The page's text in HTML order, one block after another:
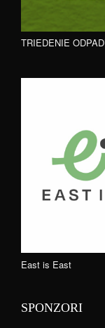
TRIEDENIE
East is East
SPONZORI